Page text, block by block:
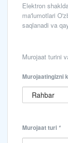
Elektron
ma'lumotlari
saqlanadi va
Murojaat turini
Murojaatingizni
Murojaat turi *